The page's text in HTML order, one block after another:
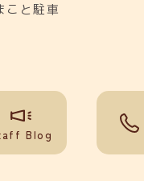
こと駐車
Blog